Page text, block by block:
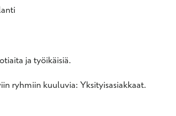
ja työikäisiä.
ryhmiin kuuluvia: Yksityisasiakkaat.